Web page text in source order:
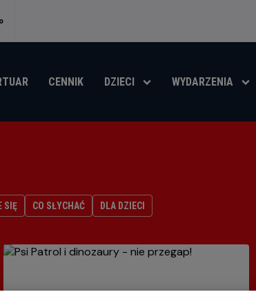
CENNIK DZIECI WYDARZENIA
SIĘ CO SŁYCHAĆ DLA DZIECI